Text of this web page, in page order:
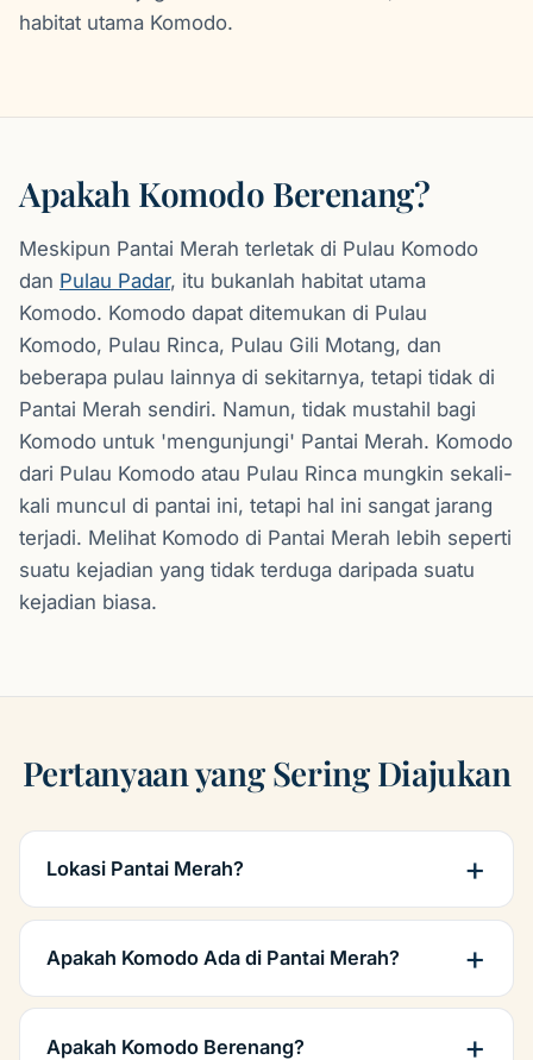
habitat utama Komodo.
Apakah Komodo Berenang?
Meskipun Pantai Merah terletak di Pulau Komodo
dan Pulau Padar, itu bukanlah habitat utama
Komodo. Komodo dapat ditemukan di Pulau
Komodo, Pulau Rinca, Pulau Gili Motang, dan
beberapa pulau lainnya di sekitarnya, tetapi tidak di
Pantai Merah sendiri. Namun, tidak mustahil bagi
Komodo untuk 'mengunjungi' Pantai Merah. Komodo
dari Pulau Komodo atau Pulau Rinca mungkin sekali-
kali muncul di pantai ini, tetapi hal ini sangat jarang
terjadi. Melihat Komodo di Pantai Merah lebih seperti
suatu kejadian yang tidak terduga daripada suatu
kejadian biasa.
Pertanyaan yang Sering Diajukan
Lokasi Pantai Merah?
Apakah Komodo Ada di Pantai Merah?
Apakah Komodo Berenang?